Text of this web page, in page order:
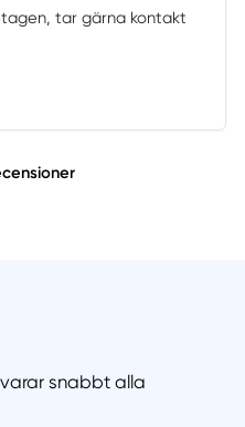
tar gärna kontakt
snabbt alla